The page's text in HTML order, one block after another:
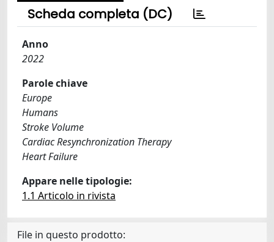
Scheda completa (DC)
Anno
2022
Parole chiave
Europe
Humans
Stroke Volume
Cardiac Resynchronization Therapy
Heart Failure
Appare nelle tipologie:
1.1 Articolo in rivista
File in questo prodotto: